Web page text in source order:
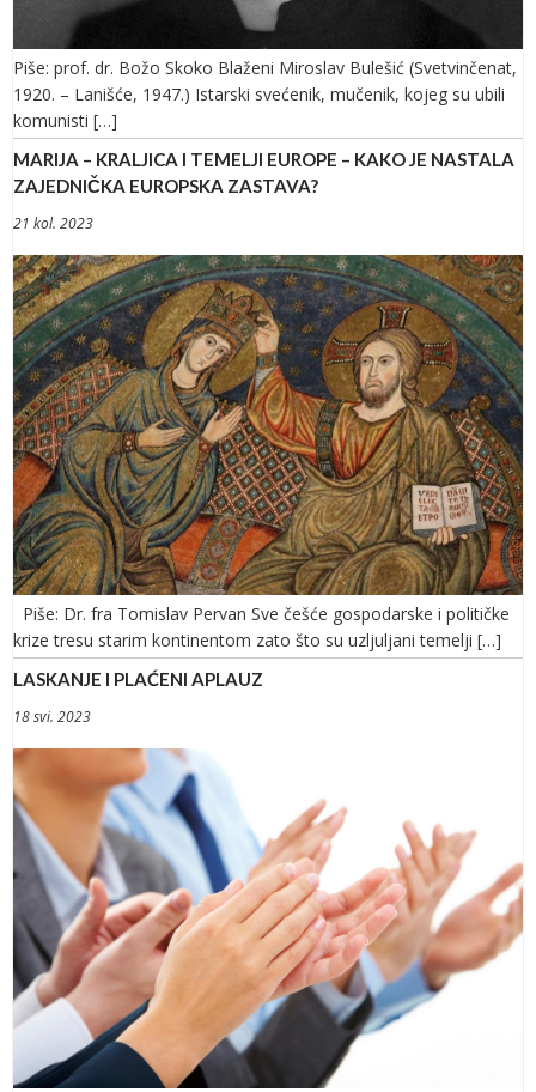
Piše: prof. dr. Božo Skoko Blaženi Miroslav Bulešić (Svetvinčenat,
1920. – Lanišće, 1947.) Istarski svećenik, mučenik, kojeg su ubili
komunisti […]
MARIJA – KRALJICA I TEMELJI EUROPE – KAKO JE NASTALA
ZAJEDNIČKA EUROPSKA ZASTAVA?
21 kol. 2023
Piše: Dr. fra Tomislav Pervan Sve češće gospodarske i političke
krize tresu starim kontinentom zato što su uzljuljani temelji […]
LASKANJE I PLAĆENI APLAUZ
18 svi. 2023